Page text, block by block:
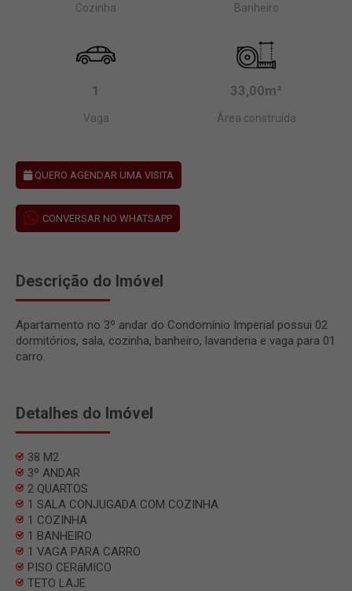
Cozinha Banheiro
1
Vaga
33,00m²
Área construída
QUERO AGENDAR UMA VISITA
CONVERSAR NO WHATSAPP
Descrição do Imóvel
Apartamento no 3º andar do Condomínio Imperial possui 02
dormitórios, sala, cozinha, banheiro, lavanderia e vaga para 01
carro.
Detalhes do Imóvel
38 M2
3º ANDAR
2 QUARTOS
1 SALA CONJUGADA COM COZINHA
1 COZINHA
1 BANHEIRO
1 VAGA PARA CARRO
PISO CERâMICO
TETO LAJE